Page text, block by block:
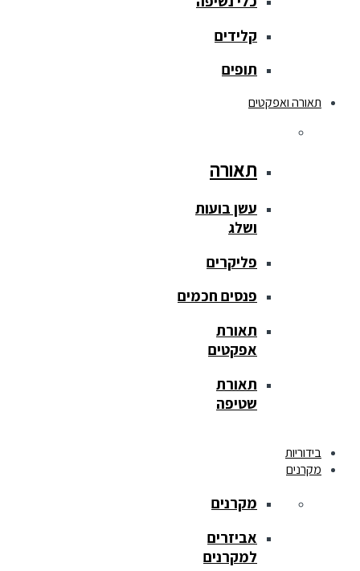
קלידים
תופים
תאורה ואפקטים
תאורה
עשן בועות
ושלג
פליקרים
פנסים חכמים
תאורת
אפקטים
תאורת
שטיפה
בידוריות
מקרנים
מקרנים
אביזרים
למקרנים